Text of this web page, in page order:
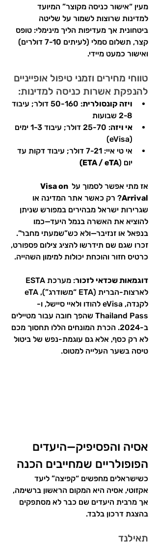
מעין “אישור כניסה מקוצר” המיועד
למדינות שרוצות לשמור על שליטה
ביטחונית אך מעדיפות הליך מינימלי: טופס
קצר, תשלום סמלי (לעיתים 7-10 דולרים)
ואישור כמעט מיידי.
טווחי מחירים וזמני טיפול אופייניים
להנפקת אשרות כניסה למדינות:
ויזה קונסולרית
: 50-160 דולר; עיבוד
2-8 שבועות
אי ויזה
: 25-70 דולר; עיבוד 1-3 ימים
(eVisa)
אי טי איי: 7-21 דולר; עיבוד דקות עד
יום (ETA / eTA)
אז מתי אפשר לסמוך על Visa on
Arrival? רק כאשר אתר המדינה או
שגרירות ישראל מבהירים במפורש שניתן
להוציא את האשרה בנמל היעד—כמו
בנפאל או זנזיבר—ולא כש”שמעתי מחבר”.
זכרו שגם שם תידרשו להציג צילום פספורט,
כרטיס חזור והוכחת יכולות למימון השהייה.
דוגמאות שכדאי לזכור
לקנדה, eVisa להודו ולאיי סיישל, ו-
Thailand Pass שהפך חובה עבור מטיילים
ב-2024. הכרת המונחים הללו תחסוך מכם
לא רק כסף, אלא גם עוגמת-נפש של ביטול
טיסה בשער העלייה למטוס.
אסיה והפסיפיק—היעדים
הפופולריים שמחייבים הכנה
כשישראלים מחפשים “קפיצה” ליעד
אקזוטי, אסיה היא המקום הראשון ברשימה,
אך מרבית היעדים שם כבר לא מסתפקים
בהצגת דרכון בלבד.
תאילנד